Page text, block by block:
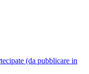
(da pubblicare in